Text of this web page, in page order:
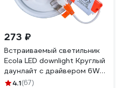
273 ₽
Встраиваемый светильник
Ecola LED downlight Круглый
даунлайт с драйвером 6W
220V 4200K 120x20
4.1(67)